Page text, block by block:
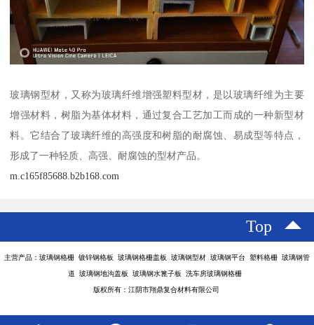
玻璃钢型材，又称为玻璃纤维增强塑料型材，是以玻璃纤维为主要
增强材料，树脂为基体材料，通过复合工艺加工而成的一种新型材
料。它结合了玻璃纤维的高强度和树脂的耐腐蚀、易成型等特点，
形成了一种轻质、高强、耐腐蚀的型材产品。
m.c165f85688.b2b168.com
Top
主营产品：玻璃钢格栅 镀锌钢格板 玻璃钢格栅盖板 玻璃钢型材 玻璃钢平台 塑料格栅 玻璃钢管
道 玻璃钢地沟盖板 玻璃钢水篦子板 洗车房玻璃钢格栅
版权所有：江阴市翔鼎复合材料有限公司